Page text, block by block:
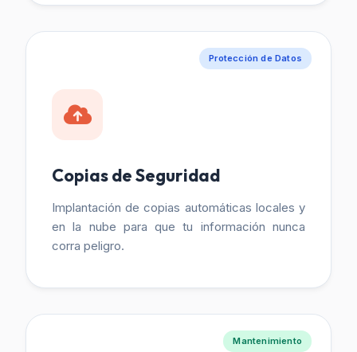
Protección de Datos
Copias de Seguridad
Implantación de copias automáticas locales y
en la nube para que tu información nunca
corra peligro.
Mantenimiento